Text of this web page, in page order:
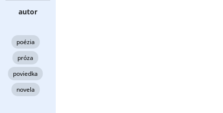
autor
poézia
próza
poviedka
novela